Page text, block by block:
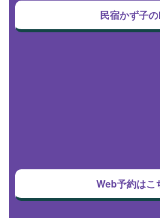
民宿かず子
Web予約はこ